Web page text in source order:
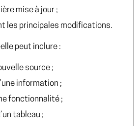
mise à jour ;
les principales modifications.
peut inclure :
source ;
information ;
fonctionnalité ;
tableau ;